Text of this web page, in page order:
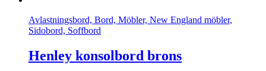
Avlastningsbord, Bord, Möbler, New England möbler,
Sidobord, Soffbord
Henley konsolbord brons